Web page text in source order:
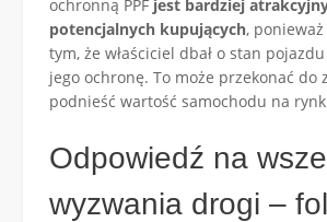
ochronną PPF jest bardziej
potencjalnych kupujących,
tym, że właściciel dbał o stan
jego ochronę. To może przekonać do
podnieść wartość samochodu na
Odpowiedź na
wyzwania drogi –